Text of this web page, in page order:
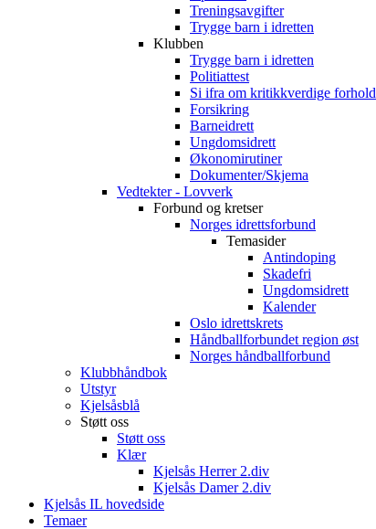
Treningsavgifter
Trygge barn i idretten
Klubben
Trygge barn i idretten
Politiattest
Si ifra om kritikkverdige forhold
Forsikring
Barneidrett
Ungdomsidrett
Økonomirutiner
Dokumenter/Skjema
Vedtekter - Lovverk
Forbund og kretser
Norges idrettsforbund
Temasider
Antindoping
Skadefri
Ungdomsidrett
Kalender
Oslo idrettskrets
Håndballforbundet region øst
Norges håndballforbund
Klubbhåndbok
Utstyr
Kjelsåsblå
Støtt oss
Støtt oss
Klær
Kjelsås Herrer 2.div
Kjelsås Damer 2.div
Kjelsås IL hovedside
Temaer